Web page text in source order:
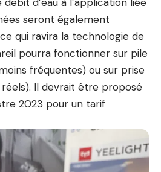
seront également
qui ravira la technologie de
pourra fonctionner sur pile
fréquentes) ou sur prise
Il devrait être proposé
2023 pour un tarif